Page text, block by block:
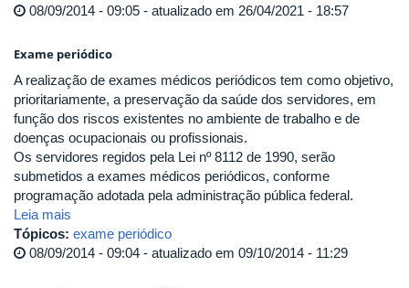
08/09/2014 - 09:05 - atualizado em 26/04/2021 - 18:57
Exame periódico
A realização de exames médicos periódicos tem como objetivo,
prioritariamente, a preservação da saúde dos servidores, em
função dos riscos existentes no ambiente de trabalho e de
doenças ocupacionais ou profissionais.
Os servidores regidos pela Lei nº 8112 de 1990, serão
submetidos a exames médicos periódicos, conforme
programação adotada pela administração pública federal.
Leia mais
Tópicos: exame periódico
08/09/2014 - 09:04 - atualizado em 09/10/2014 - 11:29